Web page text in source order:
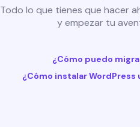
Todo lo que tienes que hacer
y empezar tu
¿Cómo puedo
¿Cómo instalar